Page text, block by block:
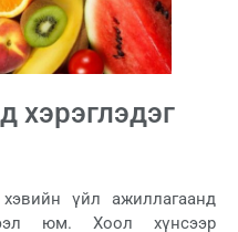
хэрэглэдэг
үйл ажиллагаанд
юм. Хоол хүнсээр